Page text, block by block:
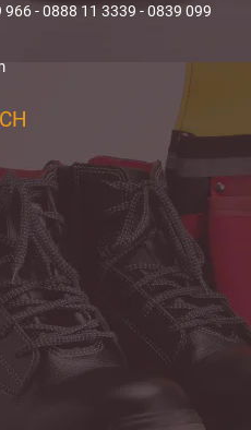
- 0888 11 3339 - 0839 099